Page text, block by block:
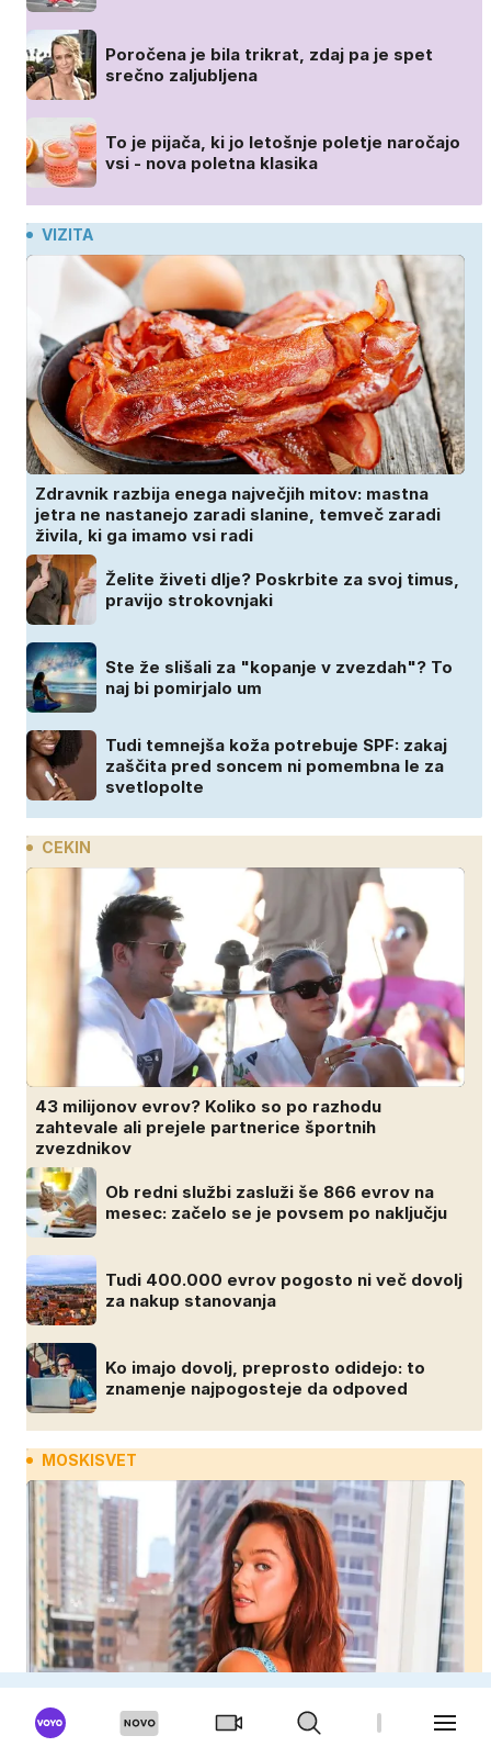
Poročena je bila trikrat, zdaj pa je spet
srečno zaljubljena
To je pijača, ki jo letošnje poletje naročajo
vsi - nova poletna klasika
VIZITA
Zdravnik razbija enega največjih mitov: mastna
jetra ne nastanejo zaradi slanine, temveč zaradi
živila, ki ga imamo vsi radi
Želite živeti dlje? Poskrbite za svoj timus,
pravijo strokovnjaki
Ste že slišali za "kopanje v zvezdah"? To
naj bi pomirjalo um
Tudi temnejša koža potrebuje SPF: zakaj
zaščita pred soncem ni pomembna le za
svetlopolte
CEKIN
43 milijonov evrov? Koliko so po razhodu
zahtevale ali prejele partnerice športnih
zvezdnikov
Ob redni službi zasluži še 866 evrov na
mesec: začelo se je povsem po naključju
Tudi 400.000 evrov pogosto ni več dovolj
za nakup stanovanja
Ko imajo dovolj, preprosto odidejo: to
znamenje najpogosteje da odpoved
MOSKISVET
Moški se me bojijo, ker sem lepa in uspešna:
Misica razkrila, zakaj je še vedno samska